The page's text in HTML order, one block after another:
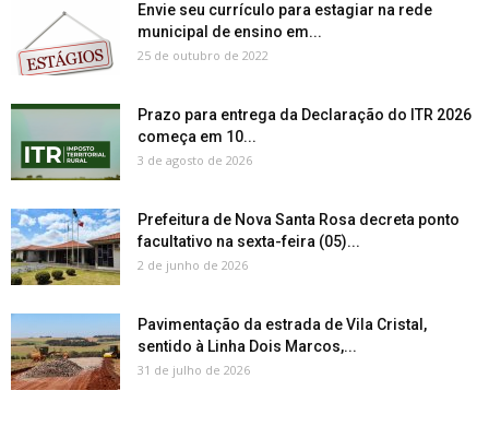
Envie seu currículo para estagiar na rede
municipal de ensino em...
25 de outubro de 2022
Prazo para entrega da Declaração do ITR 2026
começa em 10...
3 de agosto de 2026
Prefeitura de Nova Santa Rosa decreta ponto
facultativo na sexta-feira (05)...
2 de junho de 2026
Pavimentação da estrada de Vila Cristal,
sentido à Linha Dois Marcos,...
31 de julho de 2026